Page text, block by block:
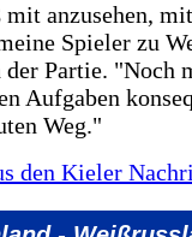
anzusehen,
Spieler zu
Partie. "Noch
Aufgaben
Weg."
den Kieler